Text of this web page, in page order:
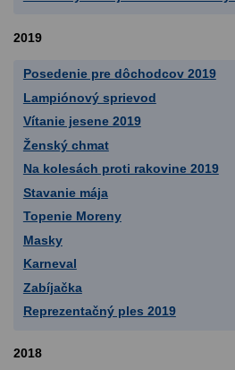
2019
Posedenie pre dôchodcov 2019
Lampiónový sprievod
Vítanie jesene 2019
Ženský chmat
Na kolesách proti rakovine 2019
Stavanie mája
Topenie Moreny
Masky
Karneval
Zabíjačka
Reprezentačný ples 2019
2018